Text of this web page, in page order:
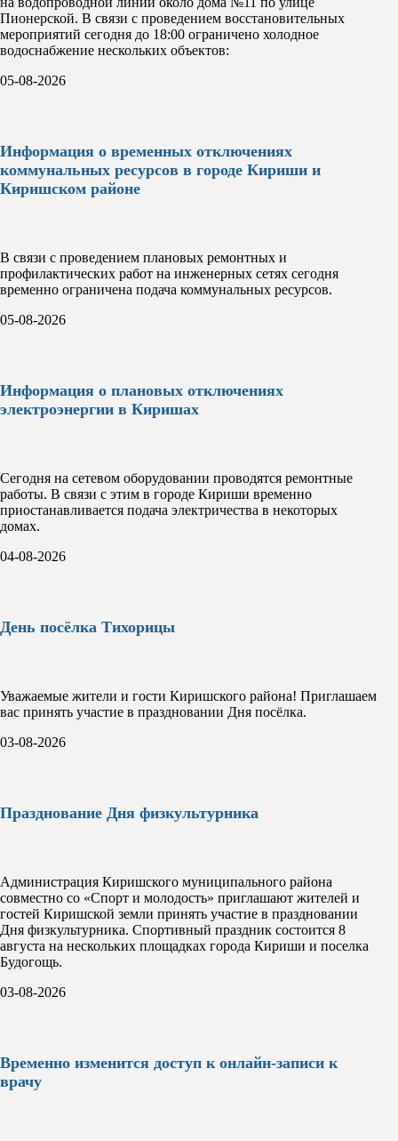
Пионерской. В связи с проведением восстановительных
мероприятий сегодня до 18:00 ограничено холодное
водоснабжение нескольких объектов:
05-08-2026
Информация о временных отключениях
коммунальных ресурсов в городе Кириши и
Киришском районе
В связи с проведением плановых ремонтных и
профилактических работ на инженерных сетях сегодня
временно ограничена подача коммунальных ресурсов.
05-08-2026
Информация о плановых отключениях
электроэнергии в Киришах
Сегодня на сетевом оборудовании проводятся ремонтные
работы. В связи с этим в городе Кириши временно
приостанавливается подача электричества в некоторых
домах.
04-08-2026
День посёлка Тихорицы
Уважаемые жители и гости Киришского района! Приглашаем
вас принять участие в праздновании Дня посёлка.
03-08-2026
Празднование Дня физкультурника
Администрация Киришского муниципального района
совместно со «Спорт и молодость» приглашают жителей и
гостей Киришской земли принять участие в праздновании
Дня физкультурника. Спортивный праздник состоится 8
августа на нескольких площадках города Кириши и поселка
Будогощь.
03-08-2026
Временно изменится доступ к онлайн-записи к
врачу